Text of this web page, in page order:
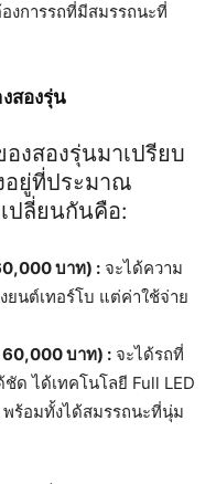
การรถที่มีสมรรถนะที่
สองรุ่น
งสองรุ่นมาเปรียบ
อยู่ที่ประมาณ
ปลี่ยนกันคือ:
บาท) : จะได้ความ
ยนต์เทอร์โบ แต่ค่าใช้จ่าย
60,000 บาท) : จะได้รถที่
ด ได้เทคโนโลยี Full LED
ร้อมทั้งได้สมรรถนะที่นุ่ม